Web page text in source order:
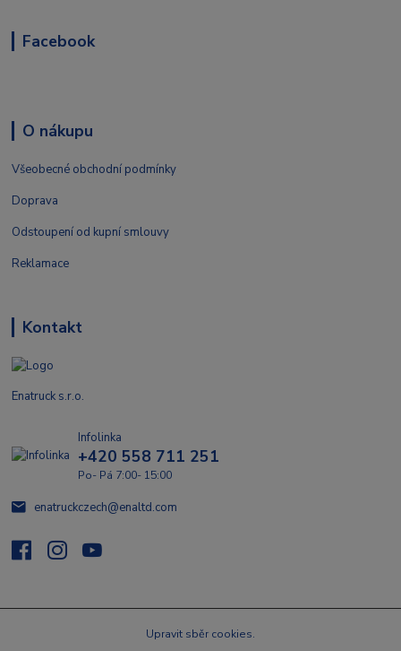
Facebook
O nákupu
Všeobecné obchodní podmínky
Doprava
Odstoupení od kupní smlouvy
Reklamace
Kontakt
Enatruck s.r.o.
Infolinka
+420 558 711 251
Po- Pá 7:00- 15:00
enatruckczech@enaltd.com
Upravit sběr cookies.